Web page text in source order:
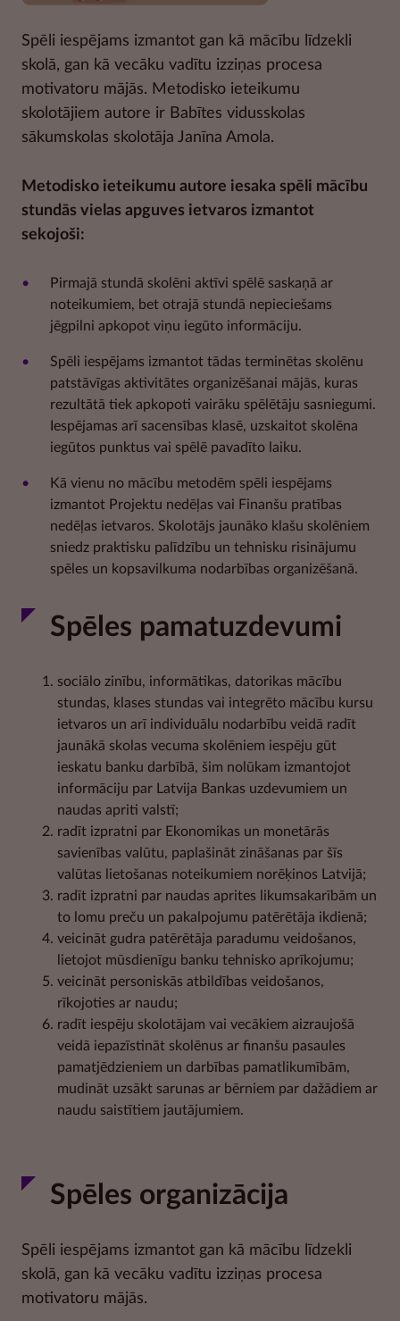
Spēli iespējams izmantot gan kā mācību līdzekli
skolā, gan kā vecāku vadītu izziņas procesa
motivatoru mājās. Metodisko ieteikumu
skolotājiem autore ir Babītes vidusskolas
sākumskolas skolotāja Janīna Amola.
Metodisko ieteikumu autore iesaka spēli mācību
stundās vielas apguves ietvaros izmantot
sekojoši:
Pirmajā stundā skolēni aktīvi spēlē saskaņā ar
noteikumiem, bet otrajā stundā nepieciešams
jēgpilni apkopot viņu iegūto informāciju.
Spēli iespējams izmantot tādas terminētas skolēnu
patstāvīgas aktivitātes organizēšanai mājās, kuras
rezultātā tiek apkopoti vairāku spēlētāju sasniegumi.
Iespējamas arī sacensības klasē, uzskaitot skolēna
iegūtos punktus vai spēlē pavadīto laiku.
Kā vienu no mācību metodēm spēli iespējams
izmantot Projektu nedēļas vai Finanšu pratības
nedēļas ietvaros. Skolotājs jaunāko klašu skolēniem
sniedz praktisku palīdzību un tehnisku risinājumu
spēles un kopsavilkuma nodarbības organizēšanā.
Spēles pamatuzdevumi
sociālo zinību, informātikas, datorikas mācību
stundas, klases stundas vai integrēto mācību kursu
ietvaros un arī individuālu nodarbību veidā radīt
jaunākā skolas vecuma skolēniem iespēju gūt
ieskatu banku darbībā, šim nolūkam izmantojot
informāciju par Latvija Bankas uzdevumiem un
naudas apriti valstī;
radīt izpratni par Ekonomikas un monetārās
savienības valūtu, paplašināt zināšanas par šīs
valūtas lietošanas noteikumiem norēķinos Latvijā;
radīt izpratni par naudas aprites likumsakarībām un
to lomu preču un pakalpojumu patērētāja ikdienā;
veicināt gudra patērētāja paradumu veidošanos,
lietojot mūsdienīgu banku tehnisko aprīkojumu;
veicināt personiskās atbildības veidošanos,
rīkojoties ar naudu;
radīt iespēju skolotājam vai vecākiem aizraujošā
veidā iepazīstināt skolēnus ar finanšu pasaules
pamatjēdzieniem un darbības pamatlikumībām,
mudināt uzsākt sarunas ar bērniem par dažādiem ar
naudu saistītiem jautājumiem.
Spēles organizācija
Spēli iespējams izmantot gan kā mācību līdzekli
skolā, gan kā vecāku vadītu izziņas procesa
motivatoru mājās.